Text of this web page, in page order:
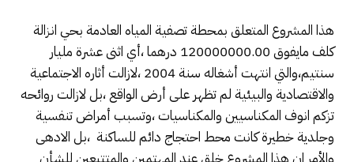
هذا المشروع المتعلق بمحطة تصفية المياه العادمة بحي انزالة
كلف مايفوق 120000000.00 درهما ،أي اثنى عشرة مليار
سنتيم،والتي انتهت أشغاله سنة 2004 ،لازالت أثاره الاجتماعية
والاقتصادية والبيئية لم تظهر على أرض الواقع ،بل لازالت روائحه
تزكم انوف المكناسيين والمكناسيات ،وتسبب أمراض تنفسية
وجلدية خطيرة كانت محط احتجاج دائم للساكنة ،بل الادهى